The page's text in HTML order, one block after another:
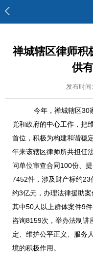
禅城辖区律师积
供
发布时间
今年，禅城辖区30
党和政府的中心工作，把
首位，积极为构建和谐稳
年来该辖区律师所共担任
问单位审查合同100份、
7452件，涉及财产标约23
约3亿元，办理法律援助
其中50人以上群体案件9
咨询8159次，举办法制讲
定、维护公平正义、服务
境的积极作用。